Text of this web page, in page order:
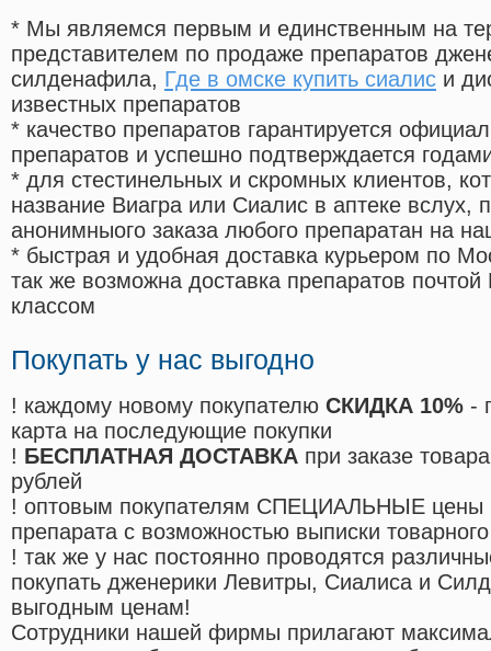
* Мы являемся первым и единственным на
представителем по продаже препаратов
силденафила, Где в омске купить сиалис и
известных препаратов
* качество препаратов гарантируется
препаратов и успешно подтверждается
* для стестинельных и скромных клиентов,
название Виагра или Сиалис в аптеке вслух,
анонимныого заказа любого препаратан на
* быстрая и удобная доставка курьером по
так же возможна доставка препаратов
классом
Покупать у нас выгодно
! каждому новому покупателю СКИДКА 10% -
карта на последующие покупки
! БЕСПЛАТНАЯ ДОСТАВКА при заказе
рублей
! оптовым покупателям СПЕЦИАЛЬНЫЕ цены
препарата с возможностью выписки
! так же у нас постоянно проводятся
покупать дженерики Левитры, Сиалиса и
выгодным ценам!
Cотрудники нашей фирмы прилагают